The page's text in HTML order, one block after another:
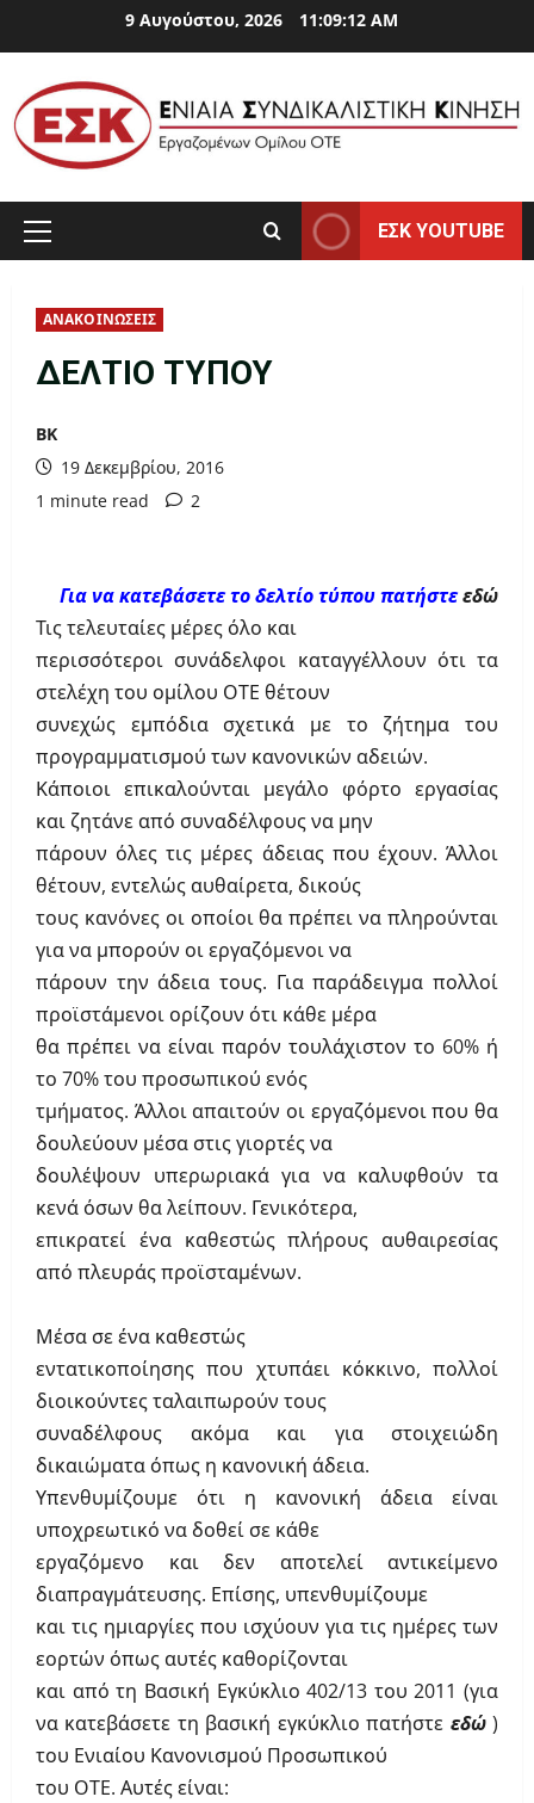
to
content
9 Αυγούστου, 2026 11:09:12 AM
Primary
ΕΣΚ YOUTUBE
ΑΝΑΚΟΙΝΩΣΕΙΣ
ΔΕΛΤΙΟ ΤΥΠΟΥ
ΒΚ
19 Δεκεμβρίου, 2016
1 minute read
2
Για να κατεβάσετε το δελτίο τύπου πατήστεεδώ
Τις τελευταίες μέρες όλο και
περισσότεροι συνάδελφοι καταγγέλλουν ότι τα
στελέχη του ομίλου ΟΤΕ θέτουν
συνεχώς εμπόδια σχετικά με το ζήτημα του
προγραμματισμού των κανονικών αδειών.
Κάποιοι επικαλούνται μεγάλο φόρτο εργασίας
και ζητάνε από συναδέλφους να μην
πάρουν όλες τις μέρες άδειας που έχουν. Άλλοι
θέτουν, εντελώς αυθαίρετα, δικούς
τους κανόνες οι οποίοι θα πρέπει να πληρούνται
για να μπορούν οι εργαζόμενοι να
πάρουν την άδεια τους. Για παράδειγμα πολλοί
προϊστάμενοι ορίζουν ότι κάθε μέρα
θα πρέπει να είναι παρόν τουλάχιστον το 60% ή
το 70% του προσωπικού ενός
τμήματος. Άλλοι απαιτούν οι εργαζόμενοι που θα
δουλεύουν μέσα στις γιορτές να
δουλέψουν υπερωριακά για να καλυφθούν τα
κενά όσων θα λείπουν. Γενικότερα,
επικρατεί ένα καθεστώς πλήρους αυθαιρεσίας
από πλευράς προϊσταμένων.
Μέσα σε ένα καθεστώς
εντατικοποίησης που χτυπάει κόκκινο, πολλοί
διοικούντες ταλαιπωρούν τους
συναδέλφους ακόμα και για στοιχειώδη
δικαιώματα όπως η κανονική άδεια.
Υπενθυμίζουμε ότι η κανονική άδεια είναι
υποχρεωτικό να δοθεί σε κάθε
εργαζόμενο και δεν αποτελεί αντικείμενο
διαπραγμάτευσης. Επίσης, υπενθυμίζουμε
και τις ημιαργίες που ισχύουν για τις ημέρες των
εορτών όπως αυτές καθορίζονται
και από τη Βασική Εγκύκλιο 402/13 του 2011 (για
να κατεβάσετε τη βασική εγκύκλιο πατήστε εδώ)
του Ενιαίου Κανονισμού Προσωπικού
του ΟΤΕ. Αυτές είναι: